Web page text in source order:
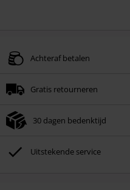
Achteraf betalen
Gratis retourneren
30 dagen bedenktijd
Uitstekende service